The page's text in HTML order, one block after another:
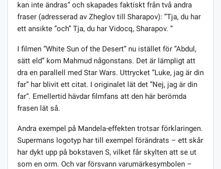
kan inte ändras” och skapades faktiskt från två andra
fraser (adresserad av Zheglov till Sharapov): ”Tja, du har
ett ansikte ”och” Tja, du har Vidocq, Sharapov. ”
I filmen ”White Sun of the Desert” nu istället för ”Abdul,
sätt eld” kom Mahmud någonstans. Det är lämpligt att
dra en parallell med Star Wars. Uttrycket ”Luke, jag är din
far” har blivit ett citat. I originalet lät det ”Nej, jag är din
far”. Emellertid hävdar filmfans att den här berömda
frasen lät så.
Andra exempel på Mandela-effekten trotsar förklaringen.
Supermans logotyp har till exempel förändrats – ett skår
har dykt upp på bokstaven S, vilket får skylten att se ut
som en orm. Och var försvann varumärkesymbolen –